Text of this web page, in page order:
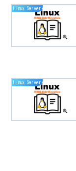
Linux Server
Linux Server